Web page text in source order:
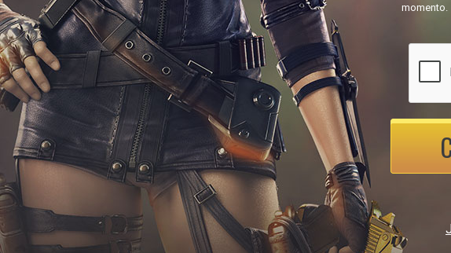
momento.